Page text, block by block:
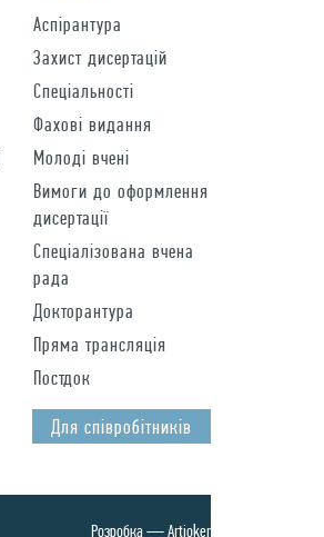
Аспірантура
Захист дисертацій
Спеціальності
Фахові видання
Молоді вчені
Вимоги до оформлення
дисертації
Спеціалізована вчена
рада
Докторантура
Пряма трансляція
Постдок
Для спiвробiтникiв
Розробка —Artjoker